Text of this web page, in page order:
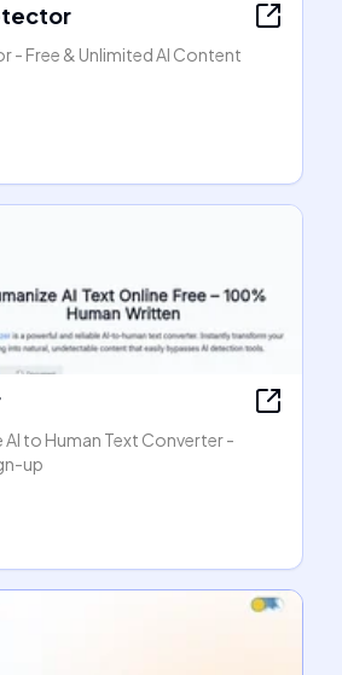
- Free & Unlimited AI Content
AI to Human Text Converter -
up